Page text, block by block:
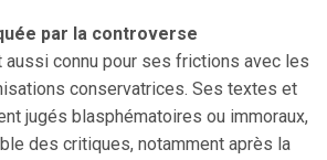
par la controverse
aussi connu pour ses frictions avec les
conservatrices. Ses textes et
jugés blasphématoires ou immoraux,
des critiques, notamment après la